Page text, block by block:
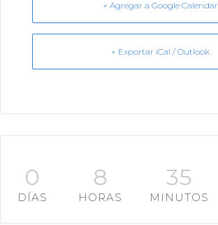
+ Agregar a Google Calendar
+ Exportar iCal / Outlook
0
DÍAS
8
HORAS
35
MINUTOS